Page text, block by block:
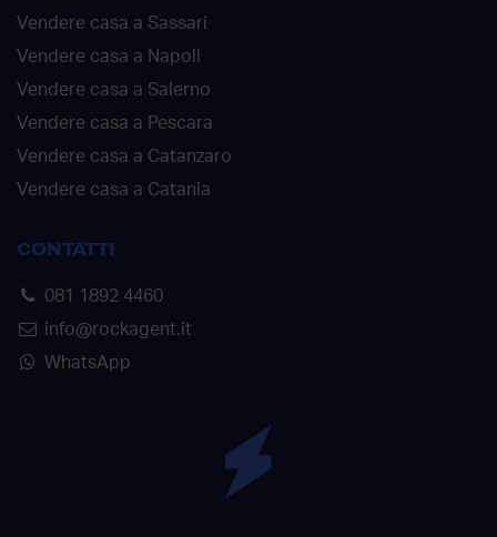
Vendere casa a Sassari
Vendere casa a Napoli
Vendere casa a Salerno
Vendere casa a Pescara
Vendere casa a Catanzaro
Vendere casa a Catania
CONTATTI
081 1892 4460
info@rockagent.it
WhatsApp